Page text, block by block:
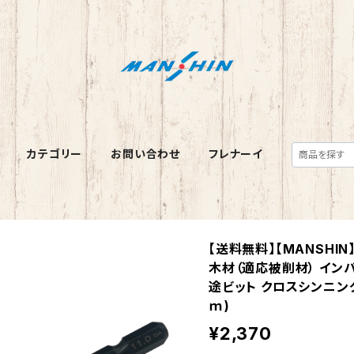
カテゴリー お問い合わせ フレナーイ
【送料無料】【MANSHIN
木材（適応被削材） イン
途ビット クロスシンニ
ｍ)
¥2,370